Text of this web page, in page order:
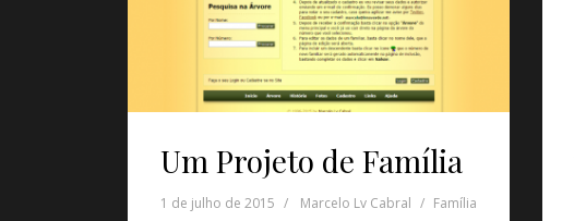
Um Projeto de Família
1 de julho de 2015 Marcelo Lv Cabral Família